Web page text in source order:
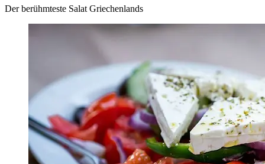
Der berühmteste Salat Griechenlands